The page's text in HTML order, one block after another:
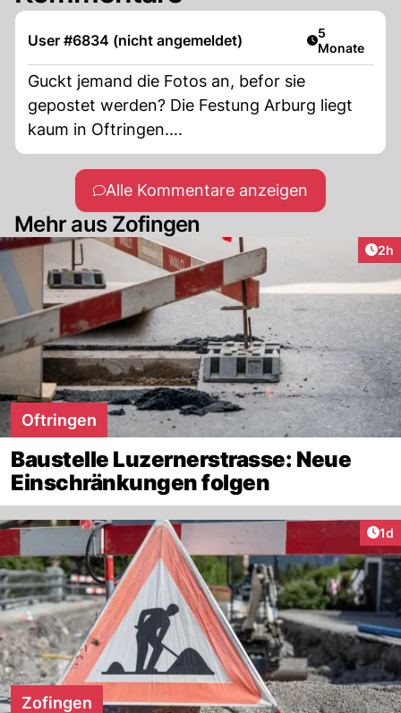
User #6834 (nicht angemeldet) Artikel
5
Monate
Guckt jemand die Fotos an, befor sie
gepostet werden? Die Festung Arburg liegt
kaum in Oftringen....
Alle Kommentare anzeigen
Mehr aus Zofingen
2h
Oftringen
Baustelle Luzernerstrasse: Neue
Einschränkungen folgen
1d
Zofingen